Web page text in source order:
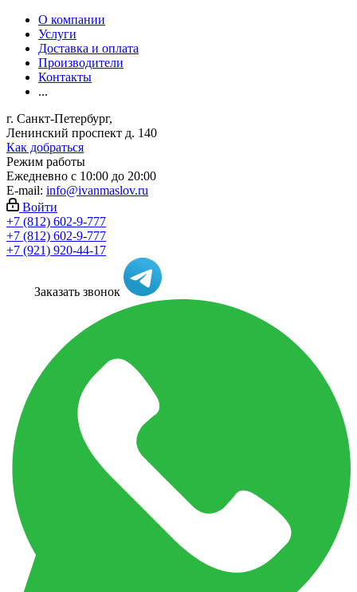
О компании
Услуги
Доставка и оплата
Производители
Контакты
...
г. Санкт-Петербург,
Ленинский проспект д. 140
Как добраться
Режим работы
Ежедневно с 10:00 до 20:00
E-mail: info@ivanmaslov.ru
Войти
+7 (812) 602-9-777
+7 (812) 602-9-777
+7 (921) 920-44-17
Заказать звонок